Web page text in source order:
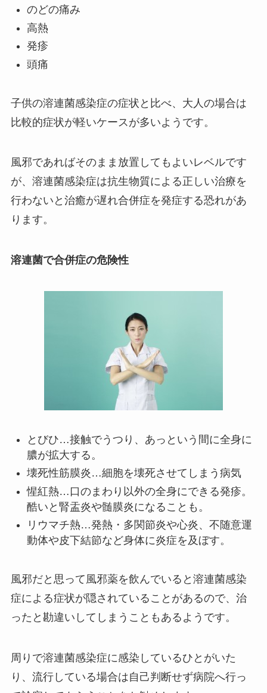
のどの痛み
高熱
発疹
頭痛
子供の溶連菌感染症の症状と比べ、大人の場合は
比較的症状が軽いケースが多いようです。
風邪であればそのまま放置してもよいレベルです
が、溶連菌感染症は抗生物質による正しい治療を
行わないと治癒が遅れ合併症を発症する恐れがあ
ります。
溶連菌で合併症の危険性
とびひ…接触でうつり、あっという間に全身に
膿が拡大する。
壊死性筋膜炎…細胞を壊死させてしまう病気
惺紅熱…口のまわり以外の全身にできる発疹。
酷いと腎盂炎や髄膜炎になることも。
リウマチ熱…発熱・多関節炎や心炎、不随意運
動体や皮下結節など身体に炎症を及ぼす。
風邪だと思って風邪薬を飲んでいると溶連菌感染
症による症状が隠されていることがあるので、治
ったと勘違いしてしまうこともあるようです。
周りで溶連菌感染症に感染しているひとがいた
り、流行している場合は自己判断せず病院へ行っ